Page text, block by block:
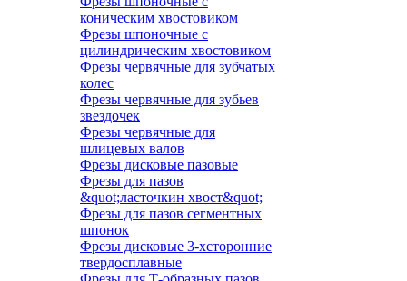
коническим хвостовиком
Фрезы шпоночные с
цилиндрическим хвостовиком
Фрезы червячные для зубчатых
колес
Фрезы червячные для зубьев
звездочек
Фрезы червячные для
шлицевых валов
Фрезы дисковые пазовые
Фрезы для пазов
&quot;ласточкин хвост&quot;
Фрезы для пазов сегментных
шпонок
Фрезы дисковые 3-хсторонние
твердосплавные